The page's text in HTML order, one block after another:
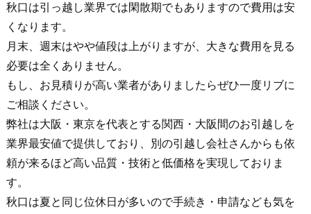
秋口は引っ越し業界では閑散期でもありますので費用は安
くなります。
月末、週末はやや値段は上がりますが、大きな費用を見る
必要は全くありません。
もし、お見積りが高い業者がありましたらぜひ一度リブに
ご相談ください。
弊社は大阪・東京を代表とする関西・大阪間のお引越しを
業界最安値で提供しており、別の引越し会社さんからも依
頼が来るほど高い品質・技術と低価格を実現しておりま
す。
秋口は夏と同じ位休日が多いので手続き・申請なども気を